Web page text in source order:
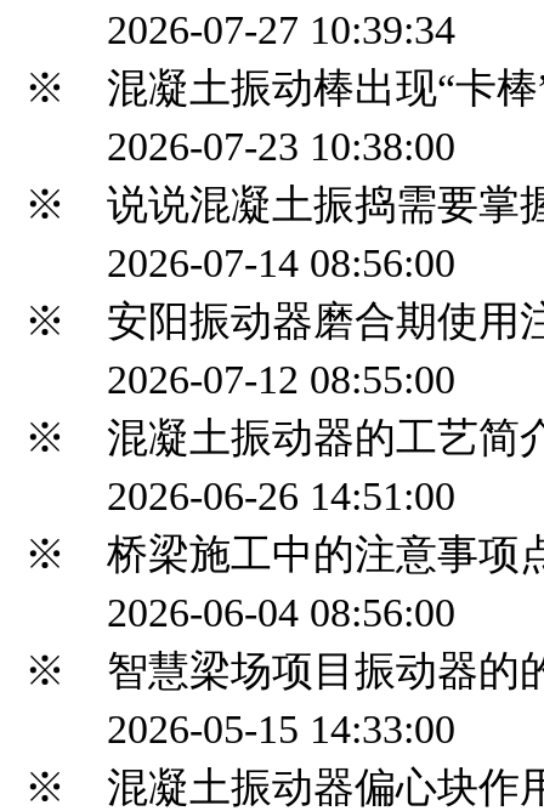
2026-07-27 10:39:34
※ 混凝土振动棒出现“卡棒
2026-07-23 10:38:00
※ 说说混凝土振捣需要掌
2026-07-14 08:56:00
※ 安阳振动器磨合期使用
2026-07-12 08:55:00
※ 混凝土振动器的工艺简
2026-06-26 14:51:00
※ 桥梁施工中的注意事项
2026-06-04 08:56:00
※ 智慧梁场项目振动器的
2026-05-15 14:33:00
※ 混凝土振动器偏心块作